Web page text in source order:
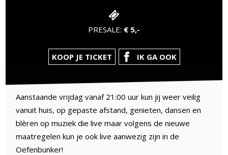
PRESALE: € 5,-
KOOP JE TICKET IK GA OOK
Aanstaande vrijdag vanaf 21:00 uur kun jij weer veilig
vanuit huis, op gepaste afstand, genieten, dansen en
blèren op muziek die live maar volgens de nieuwe
maatregelen kun je ook live aanwezig zijn in de
Oefenbunker!